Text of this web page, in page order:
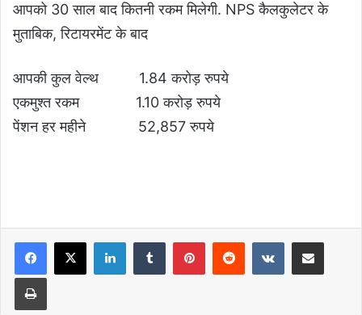
आपको 30 साल बाद कितनी रकम मिलेगी. NPS कैलकुलेटर के
मुताबिक, रिटायरमेंट के बाद
आपकी कुल वेल्थ 1.84 करोड़ रुपये
एकमुश्त रकम 1.10 करोड़ रुपये
पेंशन हर महीने 52,857 रुपये